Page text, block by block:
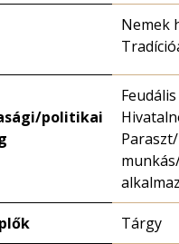
Nemek
politikai
Tárgy